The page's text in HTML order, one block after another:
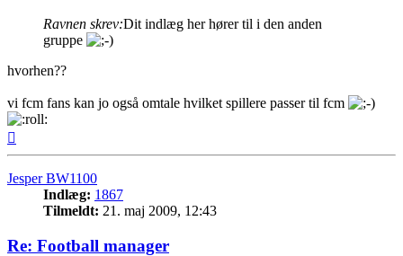
Ravnen skrev:Dit indlæg her hører til i den anden
gruppe
hvorhen??
vi fcm fans kan jo også omtale hvilket spillere passer til fcm
Jesper BW1100
Indlæg: 1867
Tilmeldt: 21. maj 2009, 12:43
Re: Football manager